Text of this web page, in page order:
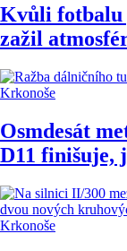
Kvůli fotbalu
zažil
Krkonoše
Osmdesát
D11 finišuje,
Krkonoše